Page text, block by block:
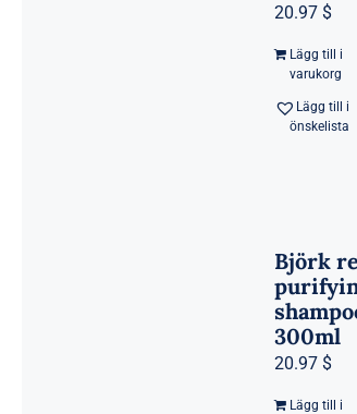
20.97 $
Lägg till i
varukorg
Lägg till i
önskelista
Björk
300ml
20.97 $
Lägg till i